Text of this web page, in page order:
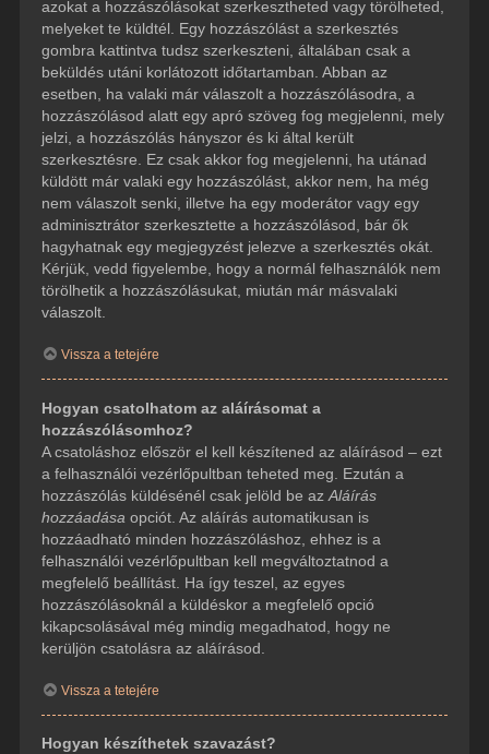
azokat a hozzászólásokat szerkesztheted vagy törölheted,
melyeket te küldtél. Egy hozzászólást a szerkesztés
gombra kattintva tudsz szerkeszteni, általában csak a
beküldés utáni korlátozott időtartamban. Abban az
esetben, ha valaki már válaszolt a hozzászólásodra, a
hozzászólásod alatt egy apró szöveg fog megjelenni, mely
jelzi, a hozzászólás hányszor és ki által került
szerkesztésre. Ez csak akkor fog megjelenni, ha utánad
küldött már valaki egy hozzászólást, akkor nem, ha még
nem válaszolt senki, illetve ha egy moderátor vagy egy
adminisztrátor szerkesztette a hozzászólásod, bár ők
hagyhatnak egy megjegyzést jelezve a szerkesztés okát.
Kérjük, vedd figyelembe, hogy a normál felhasználók nem
törölhetik a hozzászólásukat, miután már másvalaki
válaszolt.
Vissza a tetejére
Hogyan csatolhatom az aláírásomat a
hozzászólásomhoz?
A csatoláshoz először el kell készítened az aláírásod – ezt
a felhasználói vezérlőpultban teheted meg. Ezután a
hozzászólás küldésénél csak jelöld be az Aláírás
hozzáadása opciót. Az aláírás automatikusan is
hozzáadható minden hozzászóláshoz, ehhez is a
felhasználói vezérlőpultban kell megváltoztatnod a
megfelelő beállítást. Ha így teszel, az egyes
hozzászólásoknál a küldéskor a megfelelő opció
kikapcsolásával még mindig megadhatod, hogy ne
kerüljön csatolásra az aláírásod.
Vissza a tetejére
Hogyan készíthetek szavazást?